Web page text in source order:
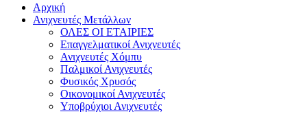
Αρχική
Ανιχνευτές Μετάλλων
ΟΛΕΣ ΟΙ ΕΤΑΙΡΙΕΣ
Επαγγελματικοί Ανιχνευτές
Ανιχνευτές Χόμπυ
Παλμικοί Ανιχνευτές
Φυσικός Χρυσός
Οικονομικοί Ανιχνευτές
Υποβρύχιοι Ανιχνευτές